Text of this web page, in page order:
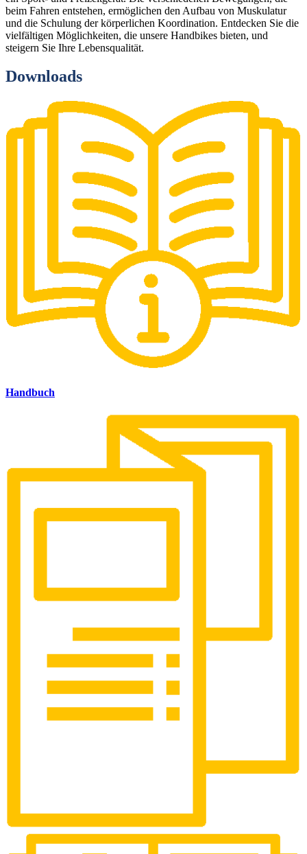
beim Fahren entstehen, ermöglichen den Aufbau von Muskulatur
und die Schulung der körperlichen Koordination. Entdecken Sie die
vielfältigen Möglichkeiten, die unsere Handbikes bieten, und
steigern Sie Ihre Lebensqualität.
Downloads
Handbuch